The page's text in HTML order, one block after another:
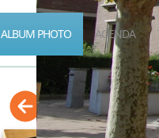
ALBUM PHOTO AGENDA